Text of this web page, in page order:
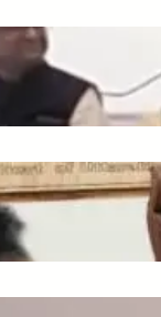
में बीजेपी विधायक शकुंतला
भूजल संरक्षण पर जोर,
Sharma